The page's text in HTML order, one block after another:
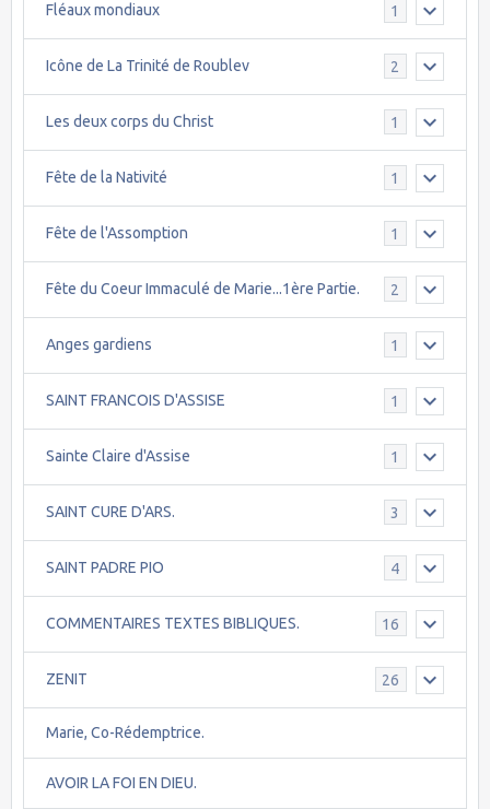
Fléaux mondiaux 1
Icône de La Trinité de Roublev 2
Les deux corps du Christ 1
Fête de la Nativité 1
Fête de l'Assomption 1
Fête du Coeur Immaculé de Marie...1ère Partie. 2
Anges gardiens 1
SAINT FRANCOIS D'ASSISE 1
Sainte Claire d'Assise 1
SAINT CURE D'ARS. 3
SAINT PADRE PIO 4
COMMENTAIRES TEXTES BIBLIQUES. 16
ZENIT 26
Marie, Co-Rédemptrice.
AVOIR LA FOI EN DIEU.